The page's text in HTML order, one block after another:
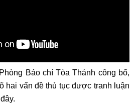
Báo chí Tòa Thánh công bố,
hai vấn đề thủ tục được tranh luận